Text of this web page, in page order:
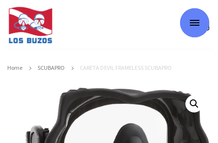
Home SCUBAPRO CARETA DEVIL FRAMELESS SCUBAPRO